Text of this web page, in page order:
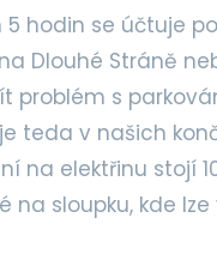
hodin se účtuje
Dlouhé Stráně
problém s
teda v našich
na elektřinu stojí
na sloupku, kde